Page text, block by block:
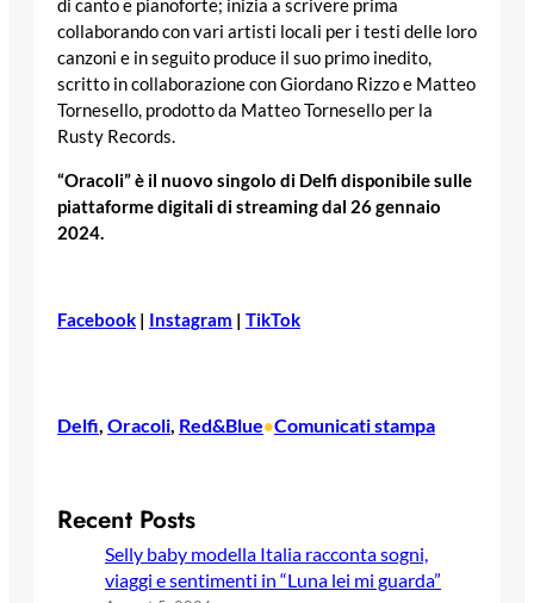
di canto e pianoforte; inizia a scrivere prima
collaborando con vari artisti locali per i testi delle loro
canzoni e in seguito produce il suo primo inedito,
scritto in collaborazione con Giordano Rizzo e Matteo
Tornesello, prodotto da Matteo Tornesello per la
Rusty Records.
“Oracoli” è il nuovo singolo di Delfi disponibile sulle
piattaforme digitali di streaming dal 26 gennaio
2024.
Facebook | Instagram | TikTok
Delfi, Oracoli, Red&Blue•Comunicati stampa
Recent Posts
Selly baby modella Italia racconta sogni,
viaggi e sentimenti in “Luna lei mi guarda”